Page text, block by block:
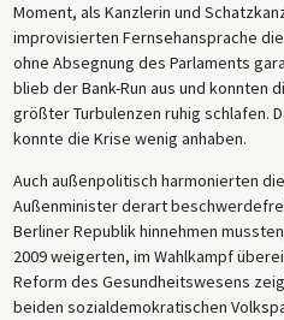
Moment, als Kanzlerin und
improvisierten Fernsehansprache
ohne Absegnung des Parlaments
blieb der Bank-Run aus und konnten
größter Turbulenzen ruhig schlafen.
konnte die Krise wenig anhaben.
Auch außenpolitisch harmonierten
Außenminister derart
Berliner Republik hinnehmen
2009 weigerten, im Wahlkampf
Reform des Gesundheitswesens
beiden sozialdemokratischen